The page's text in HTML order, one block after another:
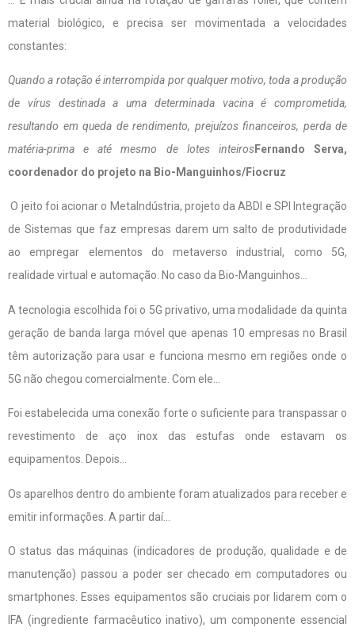
material biológico, e precisa ser movimentada a velocidades
constantes:
Quando a rotação é interrompida por qualquer motivo, toda a produção
de vírus destinada a uma determinada vacina é comprometida,
resultando em queda de rendimento, prejuízos financeiros, perda de
matéria-prima e até mesmo de lotes inteirosFernando Serva,
coordenador do projeto na Bio-Manguinhos/Fiocruz
O jeito foi acionar o MetaIndústria, projeto da ABDI e SPI Integração
de Sistemas que faz empresas darem um salto de produtividade
ao empregar elementos do metaverso industrial, como 5G,
realidade virtual e automação. No caso da Bio-Manguinhos…
A tecnologia escolhida foi o 5G privativo, uma modalidade da quinta
geração de banda larga móvel que apenas 10 empresas no Brasil
têm autorização para usar e funciona mesmo em regiões onde o
5G não chegou comercialmente. Com ele…
Foi estabelecida uma conexão forte o suficiente para transpassar o
revestimento de aço inox das estufas onde estavam os
equipamentos. Depois…
Os aparelhos dentro do ambiente foram atualizados para receber e
emitir informações. A partir daí…
O status das máquinas (indicadores de produção, qualidade e de
manutenção) passou a poder ser checado em computadores ou
smartphones. Esses equipamentos são cruciais por lidarem com o
IFA (ingrediente farmacêutico inativo), um componente essencial